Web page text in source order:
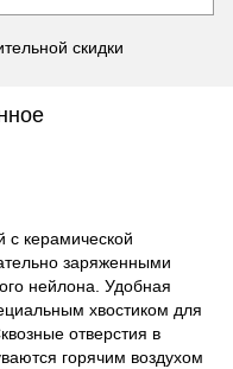
скидки
с керамической
заряженными
нейлона. Удобная
хвостиком для
отверстия в
горячим воздухом